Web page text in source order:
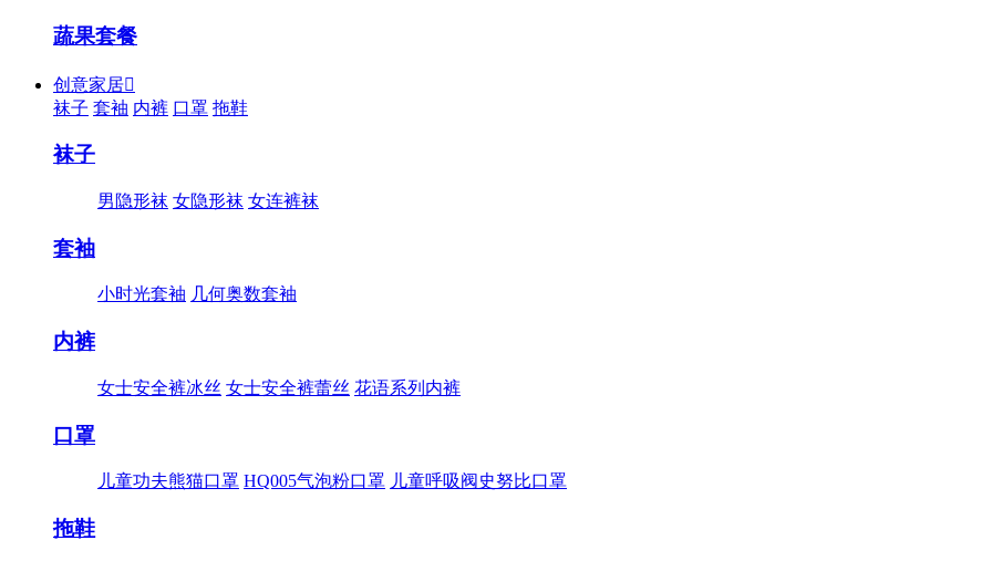
蔬果套餐
创意家居
袜子 套袖 内裤 口罩 拖鞋
袜子
男隐形袜 女隐形袜 女连裤袜
套袖
小时光套袖 几何奥数套袖
内裤
女士安全裤冰丝 女士安全裤蕾丝 花语系列内裤
口罩
儿童功夫熊猫口罩 HQ005气泡粉口罩 儿童呼吸阀史努比口罩
拖鞋